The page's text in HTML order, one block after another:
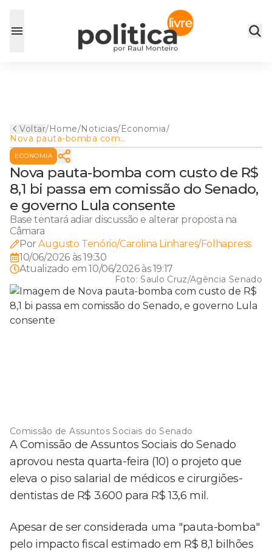
Voltar/Home/Noticias/Economia/
Nova pauta-bomba com
custo de R$ 8,1 bi passa em
comissão do Senado, e
governo Lula consente
ECONOMIA
Nova pauta-bomba com custo de R$
8,1 bi passa em comissão do Senado,
e governo Lula consente
Base tentará adiar discussão e alterar proposta na
Câmara
Por Augusto Tenório/Carolina Linhares/Folhapress
10/06/2026 às 19:30
Atualizado em10/06/2026 às 19:17
Foto: Saulo Cruz/Agência Senado
Comissão de Assuntos Sociais do Senado
A Comissão de Assuntos Sociais do Senado
aprovou nesta quarta-feira (10) o projeto que
eleva o piso salarial de médicos e cirurgiões-
dentistas de R$ 3.600 para R$ 13,6 mil.
Apesar de ser considerada uma "pauta-bomba"
pelo impacto fiscal estimado em R$ 8,1 bilhões